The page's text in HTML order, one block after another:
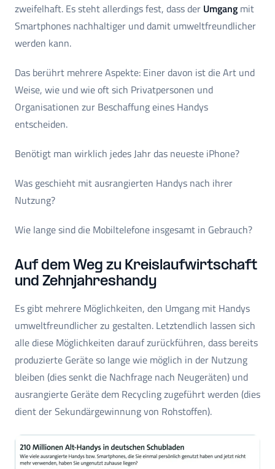
zweifelhaft. Es steht allerdings fest, dass der Umgang mit
Smartphones nachhaltiger und damit umweltfreundlicher
werden kann.
Das berührt mehrere Aspekte: Einer davon ist die Art und
Weise, wie und wie oft sich Privatpersonen und
Organisationen zur Beschaffung eines Handys
entscheiden.
Benötigt man wirklich jedes Jahr das neueste iPhone?
Was geschieht mit ausrangierten Handys nach ihrer
Nutzung?
Wie lange sind die Mobiltelefone insgesamt in Gebrauch?
Auf dem Weg zu Kreislaufwirtschaft
und Zehnjahreshandy
Es gibt mehrere Möglichkeiten, den Umgang mit Handys
umweltfreundlicher zu gestalten. Letztendlich lassen sich
alle diese Möglichkeiten darauf zurückführen, dass bereits
produzierte Geräte so lange wie möglich in der Nutzung
bleiben (dies senkt die Nachfrage nach Neugeräten) und
ausrangierte Geräte dem Recycling zugeführt werden (dies
dient der Sekundärgewinnung von Rohstoffen).